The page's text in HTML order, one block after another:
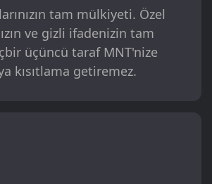
tam mülkiyeti. Özel
ve gizli ifadenizin tam
üçüncü taraf MNT'nize
kısıtlama getiremez.